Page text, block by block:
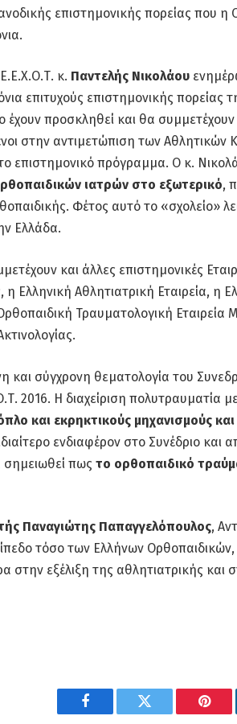
επιστημονικής πορείας που η
κ. Παντελής Νικολάου
επιτυχούς επιστημονικής πορείας
έχουν προσκληθεί και θα
στην αντιμετώπιση των
επιστημονικό πρόγραμμα. Ο κ.
ιατρών στο εξωτερικό,
Φέτος αυτό το «σχολείο»
Ελλάδα.
και άλλες επιστημονικές
Ελληνική Αθλητιατρική Εταιρεία, η
Τραυματολογική Εταιρεία
και σύγχρονη θεματολογία του
2016. Η διαχείριση πολυτραυματία
και εκρηκτικούς μηχανισμούς
ενδιαφέρον στο Συνέδριο
σημειωθεί πως το ορθοπαιδικό
Παναγιώτης Παπαγγελόπουλος,
τόσο των Ελλήνων
στην εξέλιξη της αθλητιατρικής
Facebook Twitter